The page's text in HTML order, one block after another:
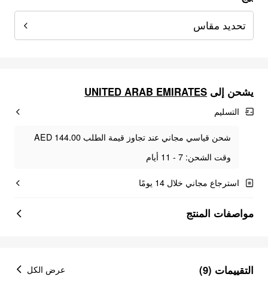
تحديد مقاس
يشحن إلى UNITED ARAB EMIRATES
التسليم
شحن قياسي مجاني عند تجاوز قيمة الطلب AED 144.00
وقت الشحن: 7 - 11 أيام
استرجاع مجاني خلال 14 يومًا
مواصفات المنتج
التقييمات (9) عرض الكل